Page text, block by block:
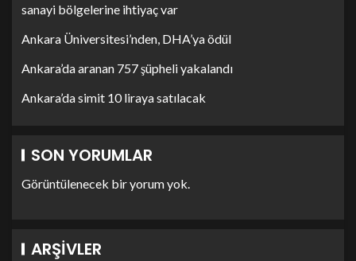
sanayi bölgelerine ihtiyaç var
Ankara Üniversitesi’nden, DHA’ya ödül
Ankara’da aranan 757 şüpheli yakalandı
Ankara’da simit 10 liraya satılacak
SON YORUMLAR
Görüntülenecek bir yorum yok.
ARŞIVLER